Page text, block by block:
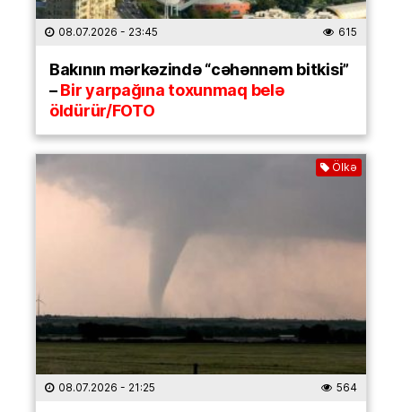
08.07.2026 - 23:45 615
Bakının mərkəzində “cəhənnəm bitkisi”
–Bir yarpağına toxunmaq belə
öldürür/FOTO
Ölkə
08.07.2026 - 21:25 564